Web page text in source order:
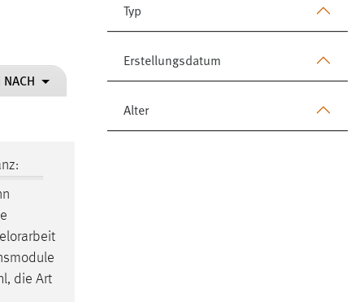
Typ
Erstellungsdatum
Alter
NACH
die Art